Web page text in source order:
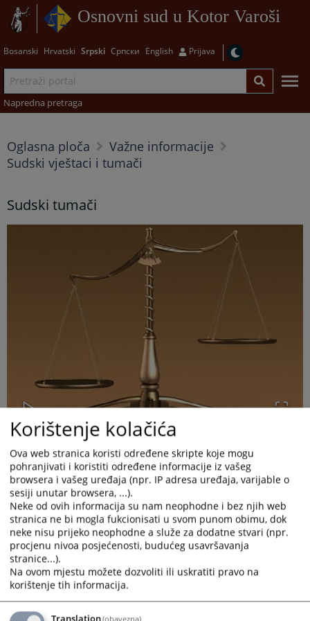
Osnovni sud u Kotor Varoši
Bosanski Hrvatski Srpski Српски English Prijava
Napredna pretraga
Oglasna ploča
Važne informacije
Sudski vještaci i tumači
Sudski tumači
Sudovi koriste usluge stalnih sudskih tumača, osim u
slučajevima kada nema sudskih tumača za određeni jezik.
Spisak stalnih sudskih tumača regije Banja Luka možete
preuzeti iz pratećih dokumenata.
Prikazana vijest je na: Srpski jezik
Korištenje kolačića
Ova web stranica koristi određene skripte koje mogu
pohranjivati i koristiti određene informacije iz vašeg
browsera i vašeg uređaja (npr. IP adresa uređaja, varijable o
sesiji unutar browsera, ...).
Neke od ovih informacija su nam neophodne i bez njih web
stranica ne bi mogla fukcionisati u svom punom obimu, dok
neke nisu prijeko neophodne a služe za dodatne stvari (npr.
procjenu nivoa posjećenosti, budućeg usavršavanja
stranice...).
Na ovom mjestu možete dozvoliti ili uskratiti pravo na
korištenje tih informacija.